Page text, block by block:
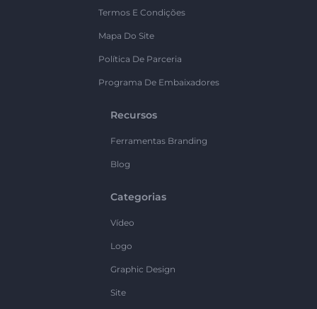
Termos E Condições
Mapa Do Site
Política De Parceria
Programa De Embaixadores
Recursos
Ferramentas Branding
Blog
Categorias
Vídeo
Logo
Graphic Design
Site